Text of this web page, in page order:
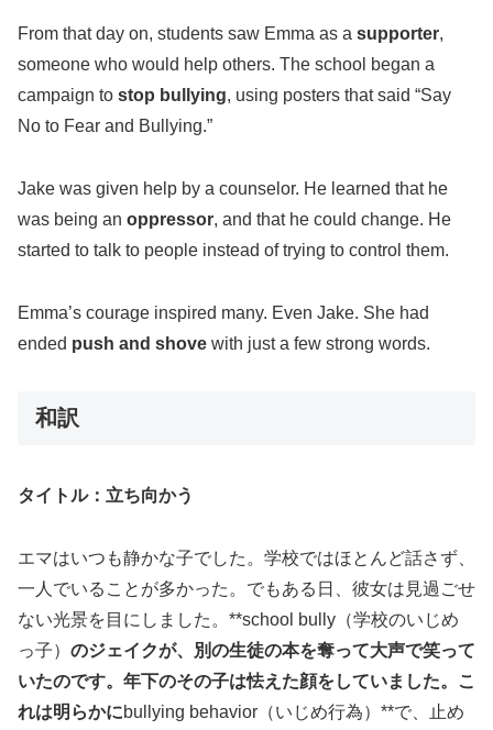
From that day on, students saw Emma as a supporter,
someone who would help others. The school began a
campaign to stop bullying, using posters that said “Say
No to Fear and Bullying.”
Jake was given help by a counselor. He learned that he
was being an oppressor, and that he could change. He
started to talk to people instead of trying to control them.
Emma’s courage inspired many. Even Jake. She had
ended push and shove with just a few strong words.
和訳
タイトル：立ち向かう
エマはいつも静かな子でした。学校ではほとんど話さず、
一人でいることが多かった。でもある日、彼女は見過ごせ
ない光景を目にしました。**school bully（学校のいじめ
っ子） のジェイクが、別の生徒の本を奪って大声で笑って
いたのです。年下のその子は怯えた顔をしていました。こ
れは明らかにbullying behavior（いじめ行為）**で、止め